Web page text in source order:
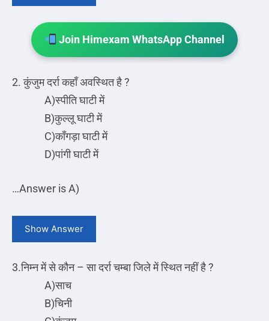
Join Himexam WhatsApp Channel
2. कुंजुम दर्रा कहाँ अवस्थित है ?
A)स्पीति घाटी में
B)कुल्लू घाटी में
C)काँगड़ा घाटी में
D)पांगी घाटी में
…Answer is A)
Show Answer
3.निम्न में से कौन – सा दर्रा चम्बा जिले में स्थित नहीं है ?
A)साच
B)चिनी